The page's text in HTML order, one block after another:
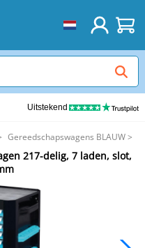
Uitstekend
Gereedschapswagens BLAUW>
delig, 7 laden, slot, werkblad, 4
217-delig, 7 laden, slot,